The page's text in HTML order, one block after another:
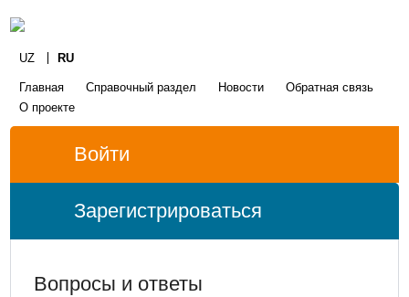
UZ RU
Главная Справочный раздел Новости
Обратная связь
О проекте
Войти
Зарегистрироваться
Вопросы и ответы